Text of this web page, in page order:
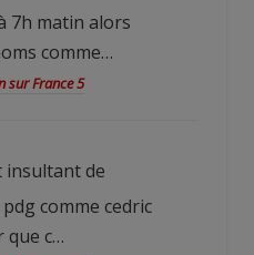
7h matin alors
comme…
sur France 5
insultant de
comme cedric
que c…